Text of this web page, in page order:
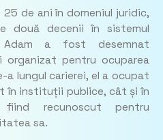
de ani în domeniul juridic,
două decenii în sistemul
Adam a fost desemnat
organizat pentru ocuparea
a lungul carierei, el a ocupat
în instituții publice, cât și în
recunoscut pentru
sa.